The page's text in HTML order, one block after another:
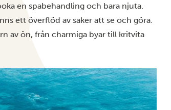
en spabehandling och bara njuta.
ett överflöd av saker att se och göra.
av ön, från charmiga byar till kritvita